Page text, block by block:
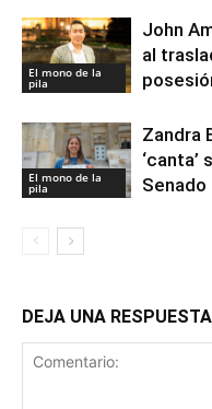
El mono de la
pila
John
al
El mono de la
pila
Zandra
Senado
DEJA UNA RESPUESTA